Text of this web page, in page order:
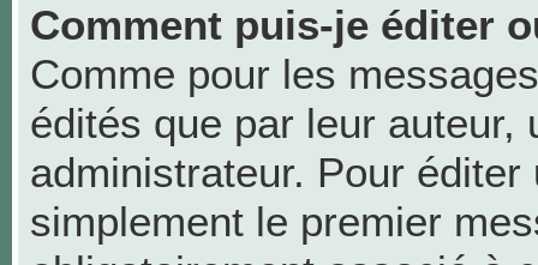
Comment puis-je éditer
Comme pour les
édités que par leur auteur,
administrateur. Pour
simplement le premier